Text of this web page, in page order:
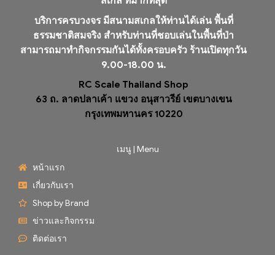
บริการครบวงจร มีสนามสเกลให้ท่านได้เล่น พื้นที่
ธรรมชาติสมจริง สำหรับท่านที่ชอบเล่นในพื้นที่ป่า
สามารถมาทำกิจกรรมกันได้ทั้งครอบครัว ร้านเปิดทุกวัน
9.00-18.00 น.
RC Scale Thailand Shop
63 ถ. ลาดปลาเค้า แขวง อนุสาวรีย์ เขตบางเขน
กรุงเทพมหานคร 10220
เมนู | Menu
หน้าแรก
เกี่ยวกับเรา
Shop by Brand
ข่าวและกิจกรรม
ติดต่อเรา